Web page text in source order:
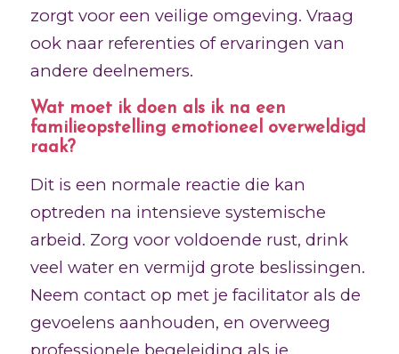
zorgt voor een veilige omgeving. Vraag
ook naar referenties of ervaringen van
andere deelnemers.
Wat moet ik doen als ik na een
familieopstelling emotioneel overweldigd
raak?
Dit is een normale reactie die kan
optreden na intensieve systemische
arbeid. Zorg voor voldoende rust, drink
veel water en vermijd grote beslissingen.
Neem contact op met je facilitator als de
gevoelens aanhouden, en overweeg